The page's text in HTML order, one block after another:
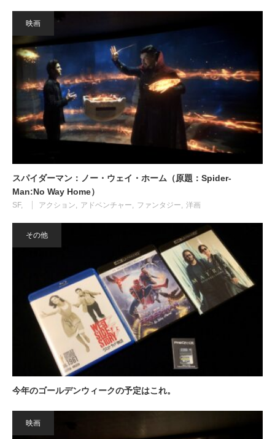
映画
スパイダーマン：ノー・ウェイ・ホーム（原題：Spider-
Man:No Way Home）
SF アクション アドベンチャー ファンタジー 洋画
その他
今年のゴールデンウィークの予定はこれ。
映画